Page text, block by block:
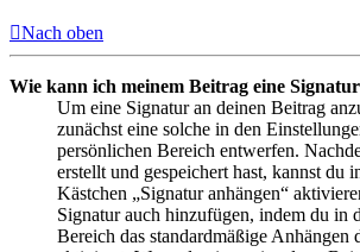
Nach oben
Wie kann ich meinem Beitrag eine
Um eine Signatur an deinen Beitrag
zunächst eine solche in den
persönlichen Bereich entwerfen.
erstellt und gespeichert hast, kannst du
Kästchen „Signatur anhängen“
Signatur auch hinzufügen, indem du in
Bereich das standardmäßige Anhängen